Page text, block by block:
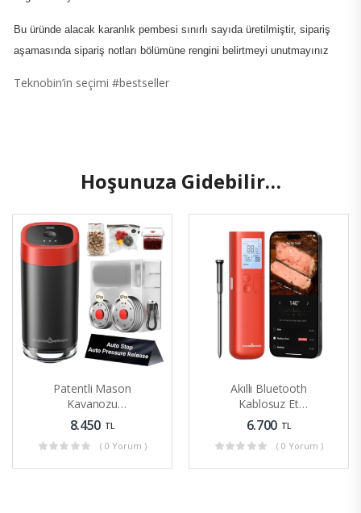
Bu üründe alacak karanlık pembesi sınırlı sayıda üretilmiştir, sipariş
aşamasında sipariş notları bölümüne rengini belirtmeyi unutmayınız
Teknobin’in seçimi #bestseller
Hoşunuza Gidebilir…
Patentli Mason
Kavanozu
Vakumlama Seti
Çok Amaçlı Kullanım
8.450 TL
( 0 Yorum )
Akıllı Bluetooth
Kablosuz Et
Termometresi 10
Kat Geliştirilmiş
6.700 TL
( 0 Yorum )